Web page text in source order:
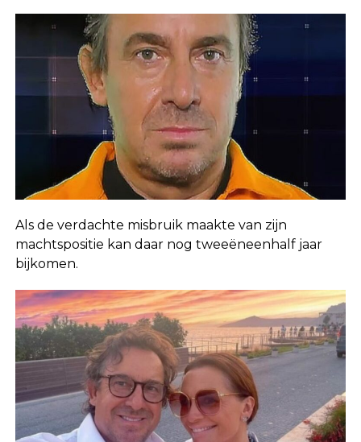
Als de verdachte misbruik maakte van zijn
machtspositie kan daar nog tweeëneenhalf jaar
bijkomen.